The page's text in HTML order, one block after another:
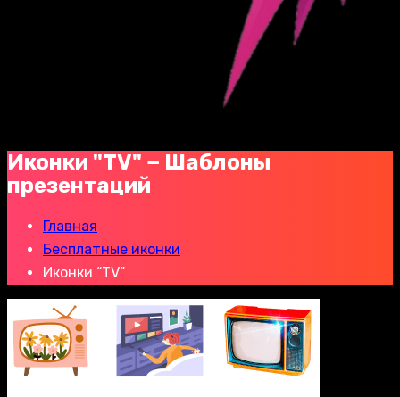
Иконки "TV" − Шаблоны
презентаций
Главная
Бесплатные иконки
Иконки “TV”